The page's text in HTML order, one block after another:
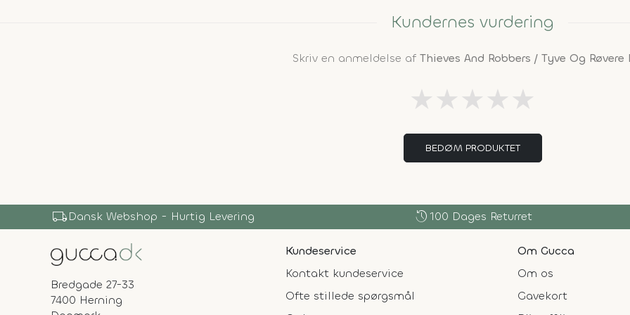
Kundernes vurdering
Skriv en anmeldelse af Thieves And Robbers / Tyve Og Røvere
★★★★★
BEDØM PRODUKTET
history 100 Dages Returret
local_shippingDansk Webshop - Hurtig Levering
Kundeservice
Kontakt kundeservice
Ofte stillede spørgsmål
Om Gucca
Om os
Gavekort
Bredgade 27-33
7400 Herning